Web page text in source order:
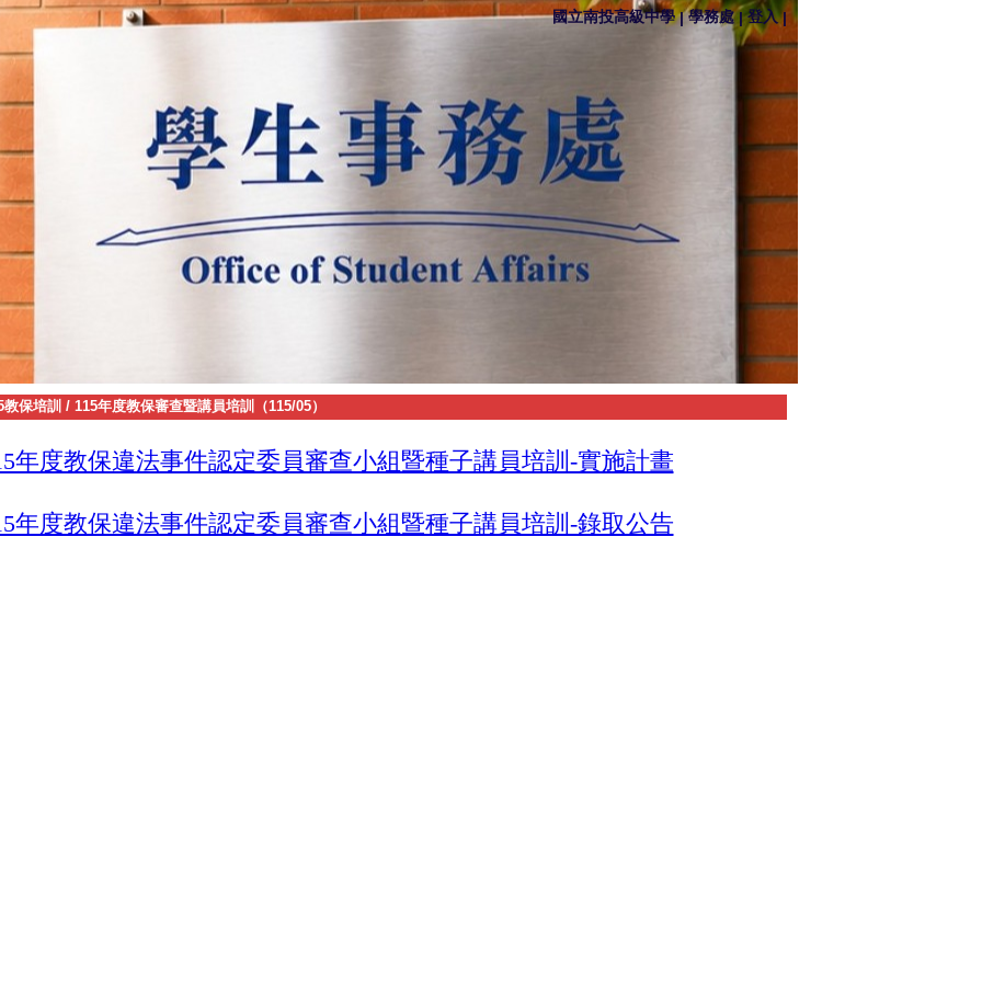
國立南投高級中學|學務處|登入|
教保培訓 / 115年度教保審查暨講員培訓（115/05）
年度教保違法事件認定委員審查小組暨種子講員培訓-實施計畫
年度教保違法事件認定委員審查小組暨種子講員培訓-錄取公告